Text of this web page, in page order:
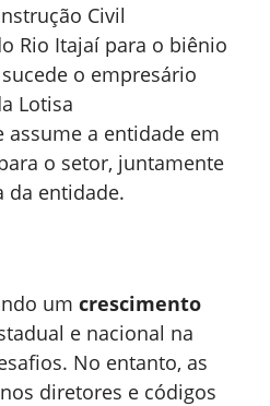
Civil
Rio Itajaí para o biênio
o empresário
Lotisa
assume a entidade em
o setor, juntamente
da entidade.
um crescimento
e nacional na
No entanto, as
diretores e códigos